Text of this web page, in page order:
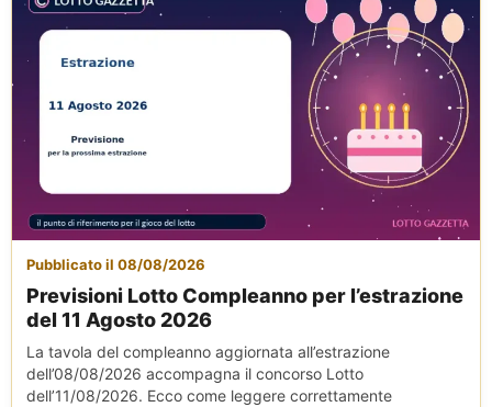
Pubblicato il 08/08/2026
Previsioni Lotto Compleanno per l’estrazione
del 11 Agosto 2026
La tavola del compleanno aggiornata all’estrazione
dell’08/08/2026 accompagna il concorso Lotto
dell’11/08/2026. Ecco come leggere correttamente